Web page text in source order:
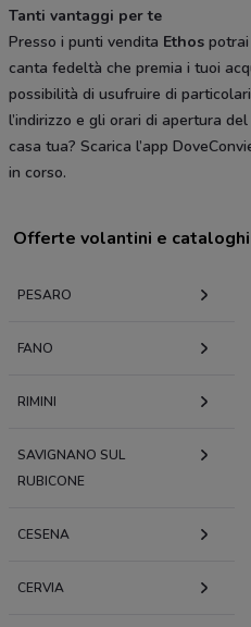
Tanti vantaggi per te
Presso i punti vendita Ethos
canta fedeltà che premia i tuoi
possibilità di usufruire di
l’indirizzo e gli orari di apertura
casa tua? Scarica l’app
in corso.
Offerte volantini e
PESARO
FANO
RIMINI
SAVIGNANO SUL
RUBICONE
CESENA
CERVIA